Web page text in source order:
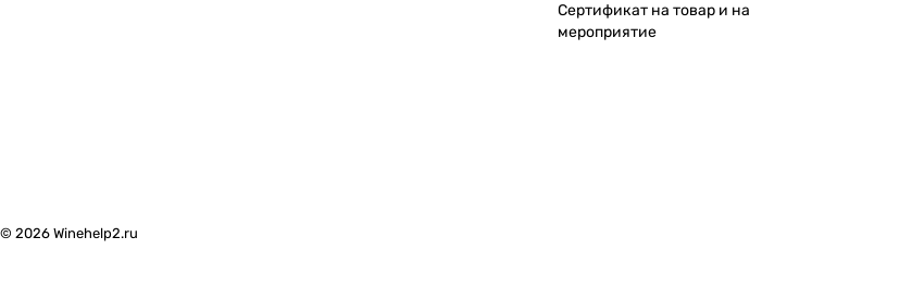
Сертификат на товар и на
мероприятие
© 2026 Winehelp2.ru